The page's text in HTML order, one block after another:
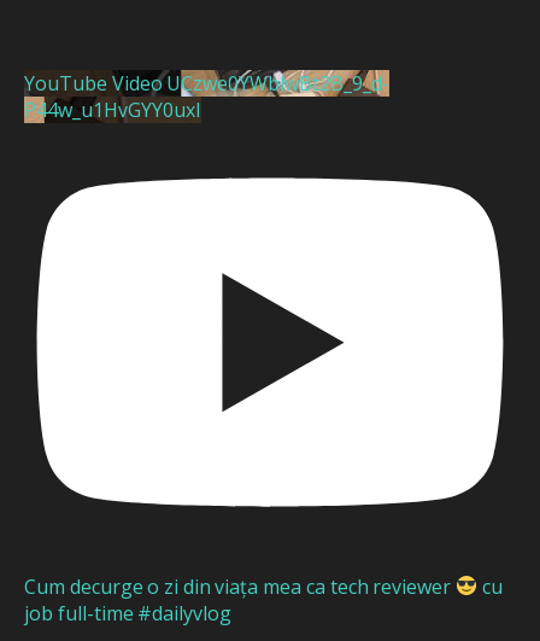
YouTube Video UCzwe0YWblwBt2B_9_d-
P44w_u1HvGYY0uxI
Cum decurge o zi din viața mea ca tech reviewer
cu
job full-time #dailyvlog